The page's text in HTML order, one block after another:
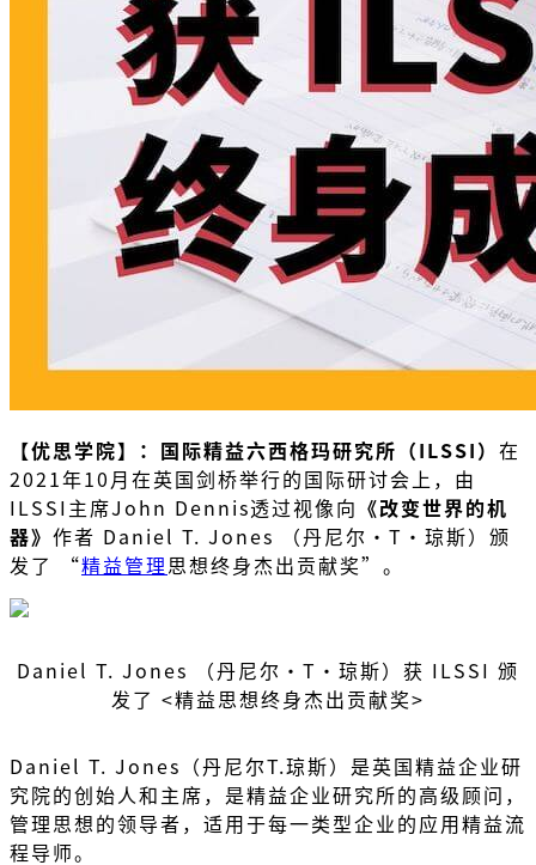
【优思学院】：国际精益六西格玛研究所（ILSSI） 在
2021年10月在英国剑桥举行的国际研讨会上，由
ILSSI主席John Dennis透过视像向 《改变世界的机
器》 作者 Daniel T. Jones （丹尼尔·T·琼斯）颁
发了 “精益管理思想终身杰出贡献奖”。
Daniel T. Jones （丹尼尔·T·琼斯）获 ILSSI 颁
发了 <精益思想终身杰出贡献奖>
Daniel T. Jones（丹尼尔T.琼斯）是英国精益企业研
究院的创始人和主席，是精益企业研究所的高级顾问，
管理思想的领导者，适用于每一类型企业的应用精益流
程导师。